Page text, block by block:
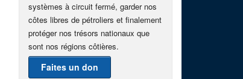
systèmes à circuit fermé, garder nos
côtes libres de pétroliers et finalement
protéger nos trésors nationaux que
sont nos régions côtières.
Faites un don